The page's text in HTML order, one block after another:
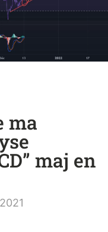
ma
maj en